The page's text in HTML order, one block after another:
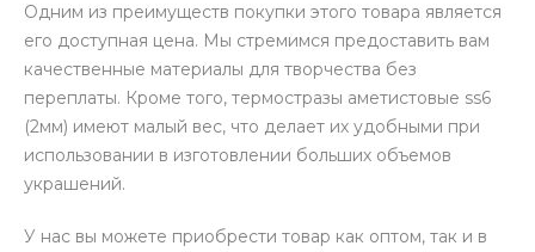
Одним из преимуществ покупки этого товара является
его доступная цена. Мы стремимся предоставить вам
качественные материалы для творчества без
переплаты. Кроме того, термостразы аметистовые ss6
(2мм) имеют малый вес, что делает их удобными при
использовании в изготовлении больших объемов
украшений.
У нас вы можете приобрести товар как оптом, так и в